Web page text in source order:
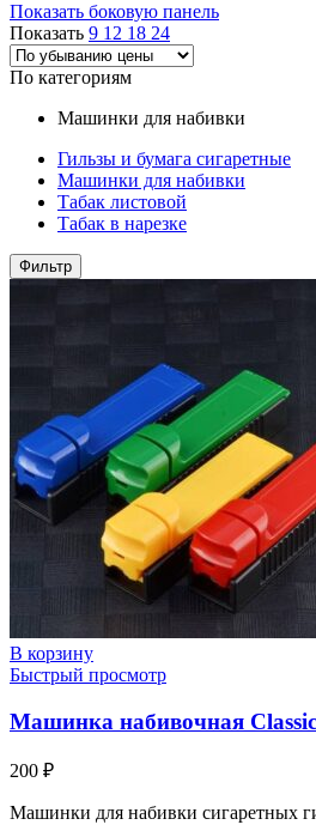
Показать боковую панель
Показать 9 12 18 24
По категориям
Машинки для набивки
Гильзы и бумага сигаретные
Машинки для набивки
Табак листовой
Табак в нарезке
Фильтр
В корзину
Быстрый просмотр
Машинка набивочная
200 ₽
Машинки для набивки сигаретных